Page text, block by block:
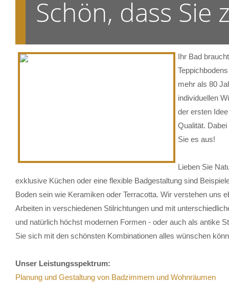
Schön, dass
Ihr Bad
mehr als 80
individuellen
der ersten
Qualität.
Sie es aus!
Lieben Sie
exklusive Küchen oder eine flexible Badgestaltung sind
Boden sein wie Keramiken oder Terracotta. Wir verstehen uns
Arbeiten in verschiedenen Stilrichtungen und mit
und natürlich höchst modernen Formen - oder auch als antike
Sie sich mit den schönsten Kombinationen alles wünschen
Unser Leistungsspektrum:
Planung und Gestaltung von Badzimmern und Wohnräumen